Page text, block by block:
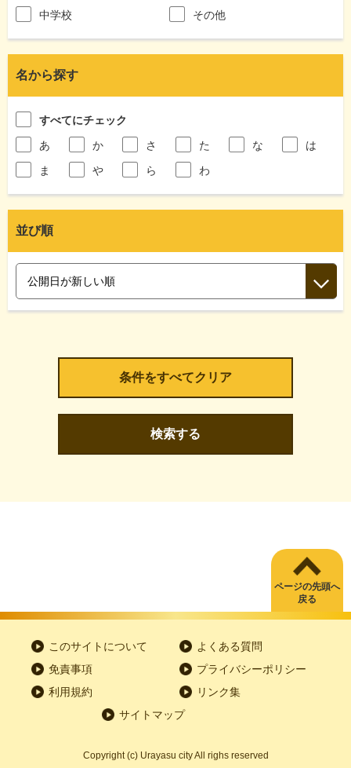
中学校
その他
名から探す
すべてにチェック
あ
か さ た な
は
ま
や ら わ
並び順
検索する
ページの先頭へ
戻る
このサイトについて
よくある質問
免責事項
プライバシーポリシー
利用規約
リンク集
サイトマップ
Copyright(c) Urayasu city All righs reserved